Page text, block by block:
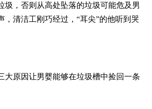
圾，否则从高处坠落的垃圾可能危及男
，清洁工刚巧经过，“耳尖”的他听到哭
大原因让男婴能够在垃圾槽中捡回一条